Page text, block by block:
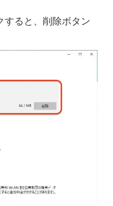
すると、削除ボタン